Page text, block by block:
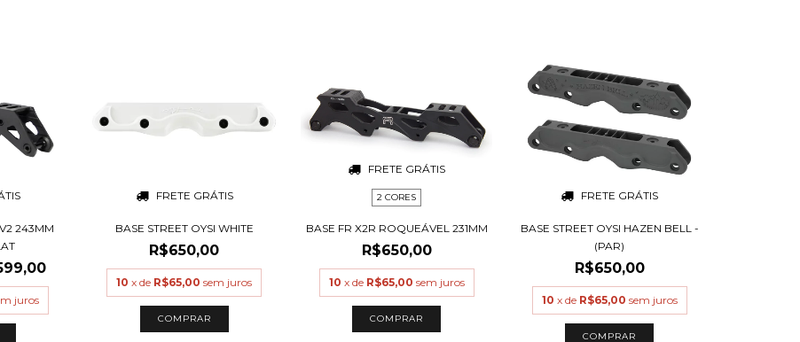
243MM
juros
FRETE GRÁTIS
BASE STREET OYSI WHITE
R$650,00
10 x de R$65,00 sem juros
COMPRAR
FRETE GRÁTIS
2 CORES
BASE FR X2R ROQUEÁVEL 231MM
R$650,00
10 x de R$65,00 sem juros
COMPRAR
FRETE GRÁTIS
BASE STREET OYSI HAZEN BELL -
(PAR)
R$650,00
10 x de R$65,00 sem juros
COMPRAR